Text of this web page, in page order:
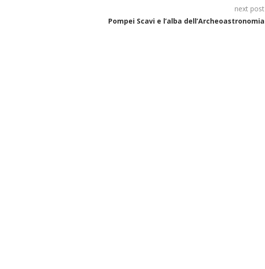
next post
Pompei Scavi e l’alba dell’Archeoastronomia